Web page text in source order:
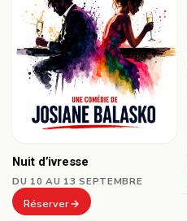
Nuit d’ivresse
DU 10 AU 13 SEPTEMBRE
Réserver